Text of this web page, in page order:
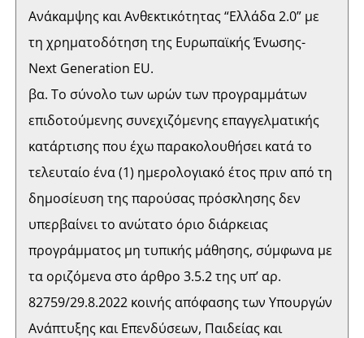
Ανάκαμψης και Ανθεκτικότητας “Ελλάδα 2.0” με
τη χρηματοδότηση της Ευρωπαϊκής Ένωσης-
Next Generation EU.
βα. Το σύνολο των ωρών των προγραμμάτων
επιδοτούμενης συνεχιζόμενης επαγγελματικής
κατάρτισης που έχω παρακολουθήσει κατά το
τελευταίο ένα (1) ημερολογιακό έτος πριν από τη
δημοσίευση της παρούσας πρόσκλησης δεν
υπερβαίνει το ανώτατο όριο διάρκειας
προγράμματος μη τυπικής μάθησης, σύμφωνα με
τα οριζόμενα στο άρθρο 3.5.2 της υπ’ αρ.
82759/29.8.2022 κοινής απόφασης των Υπουργών
Ανάπτυξης και Επενδύσεων, Παιδείας και